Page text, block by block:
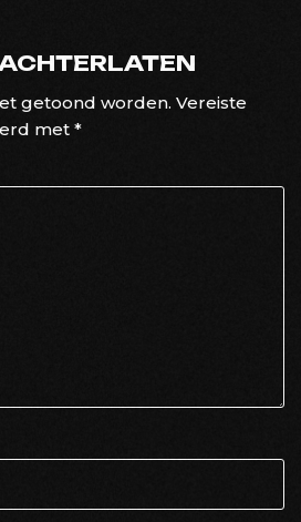
getoond worden. Vereiste
met *